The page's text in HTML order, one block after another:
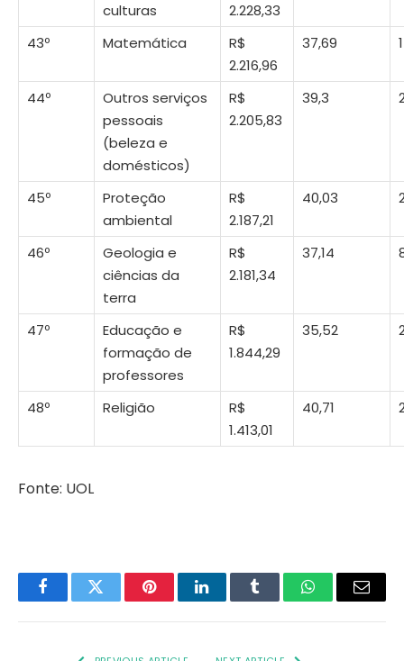
culturas
2.228,33
43º Matemática
R$
2.216,96
37,69
44º
Outros serviços
pessoais
(beleza e
domésticos)
R$
2.205,83
39,3
45º
Proteção
ambiental
R$
2.187,21
40,03
46º
Geologia e
ciências da
terra
R$
2.181,34
37,14
47º
Educação e
formação de
professores
R$
1.844,29
35,52
48º Religião
R$
1.413,01
40,71
Fonte: UOL
FacebookTwitter PinterestLinkedInTumblr WhatsAppEmail